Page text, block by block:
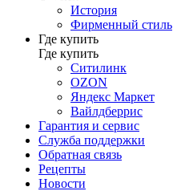
История
Фирменный стиль
Где купить
Где купить
Ситилинк
OZON
Яндекс Маркет
Вайлдберрис
Гарантия и сервис
Служба поддержки
Обратная связь
Рецепты
Новости